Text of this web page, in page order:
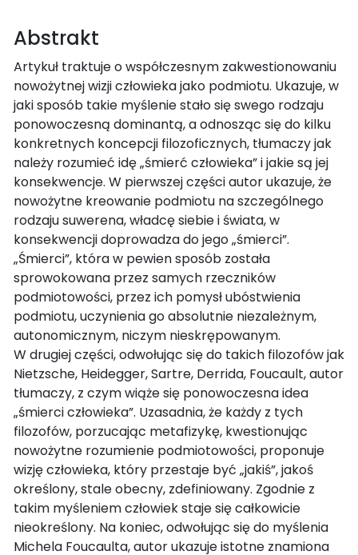
Abstrakt
Artykuł traktuje o współczesnym zakwestionowaniu
nowożytnej wizji człowieka jako podmiotu. Ukazuje, w
jaki sposób takie myślenie stało się swego rodzaju
ponowoczesną dominantą, a odnosząc się do kilku
konkretnych koncepcji filozoficznych, tłumaczy jak
należy rozumieć idę „śmierć człowieka” i jakie są jej
konsekwencje. W pierwszej części autor ukazuje, że
nowożytne kreowanie podmiotu na szczególnego
rodzaju suwerena, władcę siebie i świata, w
konsekwencji doprowadza do jego „śmierci”.
„Śmierci”, która w pewien sposób została
sprowokowana przez samych rzeczników
podmiotowości, przez ich pomysł ubóstwienia
podmiotu, uczynienia go absolutnie niezależnym,
autonomicznym, niczym nieskrępowanym.
W drugiej części, odwołując się do takich filozofów jak
Nietzsche, Heidegger, Sartre, Derrida, Foucault, autor
tłumaczy, z czym wiąże się ponowoczesna idea
„śmierci człowieka”. Uzasadnia, że każdy z tych
filozofów, porzucając metafizykę, kwestionując
nowożytne rozumienie podmiotowości, proponuje
wizję człowieka, który przestaje być „jakiś”, jakoś
określony, stale obecny, zdefiniowany. Zgodnie z
takim myśleniem człowiek staje się całkowicie
nieokreślony. Na koniec, odwołując się do myślenia
Michela Foucaulta, autor ukazuje istotne znamiona